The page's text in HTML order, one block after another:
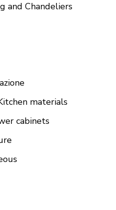
and Chandeliers
materials
cabinets